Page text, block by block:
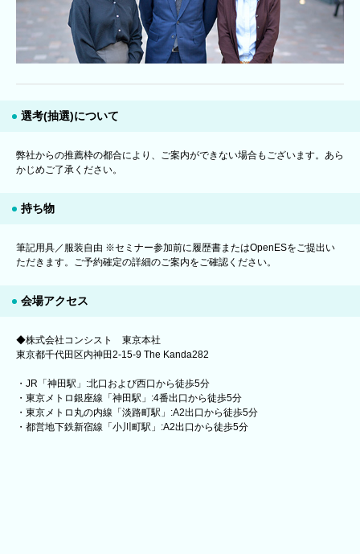
選考(抽選)について
弊社からの推薦枠の都合により、ご案内ができない場合もございます。あら
かじめご了承ください。
持ち物
筆記用具／服装自由 ※セミナー参加前に履歴書またはOpenESをご提出い
ただきます。ご予約確定の詳細のご案内をご確認ください。
会場アクセス
◆株式会社コンシスト 東京本社
東京都千代田区内神田2-15-9 The Kanda282
・JR「神田駅」:北口および西口から徒歩5分
・東京メトロ銀座線「神田駅」:4番出口から徒歩5分
・東京メトロ丸の内線「淡路町駅」:A2出口から徒歩5分
・都営地下鉄新宿線「小川町駅」:A2出口から徒歩5分